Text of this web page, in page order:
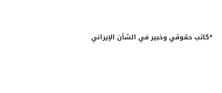
*كاتب حقوقي وخبير في الشأن الإيراني